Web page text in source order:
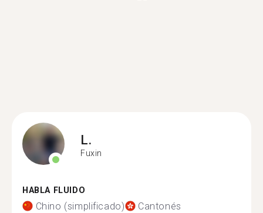
L.
Fuxin
HABLA FLUIDO
Chino (simplificado) Cantonés